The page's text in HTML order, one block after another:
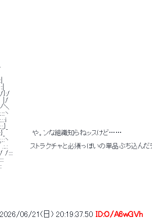
}:/
|/
＼
ヽ
　　　　　　や。ンな組織知らねッスけど……
ヽ
　　　　　ストラクチャと必須っぽいの単品ぶち込んだ
/::::
2026/06/21(日) 20:19:37.50 ID:O/A6wGVh